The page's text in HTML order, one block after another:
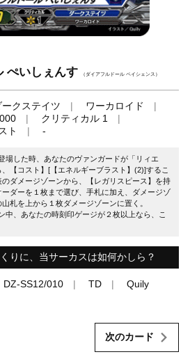
ぺいしぇんす （ダイアフルドール ペイシェンス）
ークステイツ
ワーカロイド
クリティカル 1
ト -
場した時、あなたのヴァンガードが「リィエ
【コスト】[【エネルギーブラスト】(2)]するこ
ダメージゾーンから、【レガリスピース】を持
ダーを１枚まで選び、手札に加え、ダメージゾ
札を上から１枚ダメージゾーンに置く。
中、あなたの時刻印ゲージが２枚以上なら、こ
りに、当サーカスは如何かしら？
DZ-SS12/010 TD Quily
次のカード